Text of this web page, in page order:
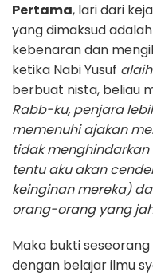
Pertama, lari dari
yang dimaksud
kebenaran dan
ketika Nabi Yusuf
berbuat nista, beliau
Rabb-ku, penjara
memenuhi ajakan
tidak
tentu aku akan
keinginan mereka)
orang-orang yang
Maka bukti
dengan belajar ilmu